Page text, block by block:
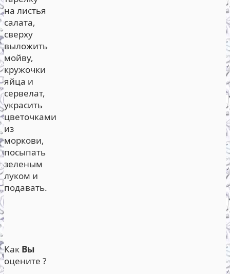
на листья
салата,
сверху
выложить
мойву,
кружочки
яйца и
сервелат,
украсить
цветочками
из
моркови,
посыпать
зеленым
луком и
подавать.
Как Вы
оцените ?